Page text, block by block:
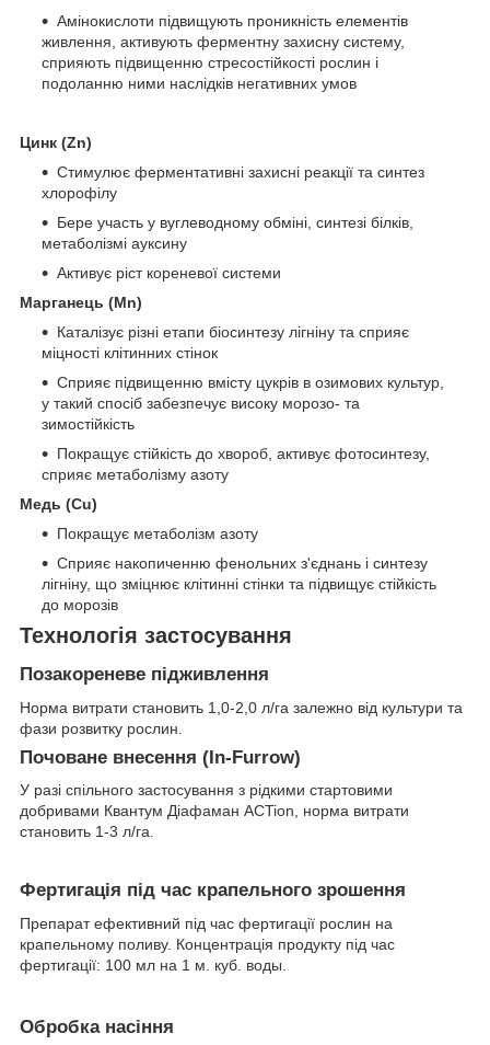
Амінокислоти підвищують проникність елементів
живлення, активують ферментну захисну систему,
сприяють підвищенню стресостійкості рослин і
подоланню ними наслідків негативних умов
Цинк (Zn)
Стимулює ферментативні захисні реакції та синтез
хлорофілу
Бере участь у вуглеводному обміні, синтезі білків,
метаболізмі ауксину
Активує ріст кореневої системи
Марганець (Mn)
Каталізує різні етапи біосинтезу лігніну та сприяє
міцності клітинних стінок
Сприяє підвищенню вмісту цукрів в озимових культур,
у такий спосіб забезпечує високу морозо- та
зимостійкість
Покращує стійкість до хвороб, активує фотосинтезу,
сприяє метаболізму азоту
Медь (Cu)
Покращує метаболізм азоту
Сприяє накопиченню фенольних з'єднань і синтезу
лігніну, що зміцнює клітинні стінки та підвищує стійкість
до морозів
Технологія застосування
Позакореневе підживлення
Норма витрати становить 1,0-2,0 л/га залежно від культури та
фази розвитку рослин.
Почоване внесення (In-Furrow)
У разі спільного застосування з рідкими стартовими
добривами Квантум Діафаман АСTion, норма витрати
становить 1-3 л/га.
Фертигація під час крапельного зрошення
Препарат ефективний під час фертигації рослин на
крапельному поливу. Концентрація продукту під час
фертигації: 100 мл на 1 м. куб. воды.
Обробка насіння